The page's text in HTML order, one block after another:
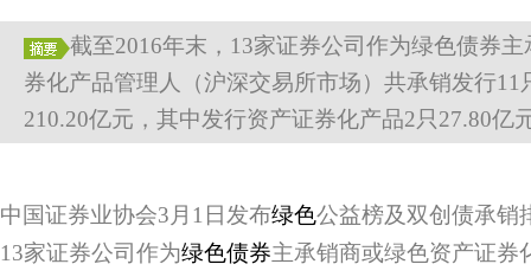
截至2016年末，13家证券公司作为绿色债券
券化产品管理人（沪深交易所市场）共承销发行11
210.20亿元，其中发行资产证券化产品2只27.80亿
中国证券业协会3月1日发布绿色公益榜及双创债承销
13家证券公司作为绿色债券主承销商或绿色资产证券